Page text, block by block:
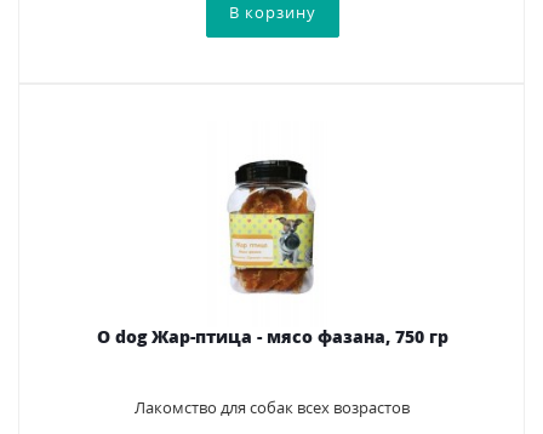
O dog Жар-птица - мясо фазана, 750 гр
Лакомство для собак всех возрастов